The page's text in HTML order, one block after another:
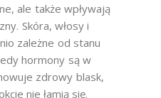
ale także wpływają
Skóra, włosy i
zależne od stanu
hormony są w
zdrowy blask,
nie łamią się.